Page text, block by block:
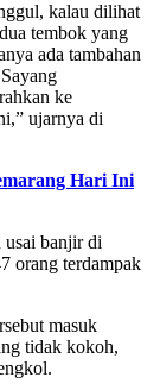
kalau dilihat
tembok yang
ada tambahan
ke
ujarnya di
Hari Ini
usai banjir di
orang terdampak
masuk
tidak kokoh,